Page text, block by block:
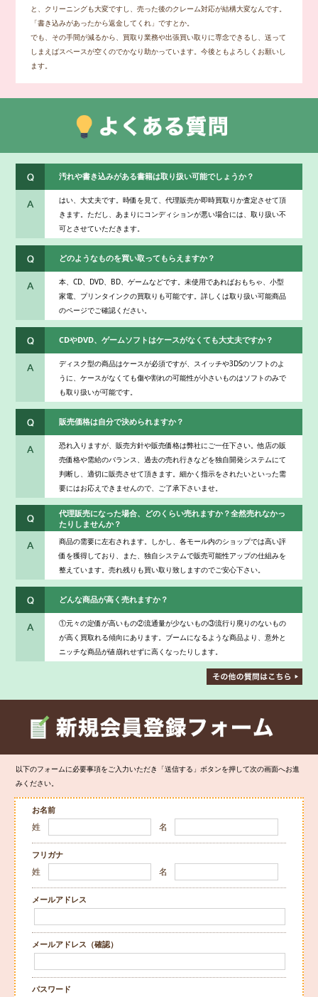
と、クリーニングも大変ですし、売った後のクレーム対応が結構大変なんです。
「書き込みがあったから返金してくれ」ですとか。
でも、その手間が減るから、買取り業務や出張買い取りに専念できるし、送って
しまえばスペースが空くのでかなり助かっています。今後ともよろしくお願いし
ます。
汚れや書き込みがある書籍は取り扱い可能でしょうか？
はい、大丈夫です。時価を見て、代理販売か即時買取りか査定させて頂
きます。ただし、あまりにコンディションが悪い場合には、取り扱い不
可とさせていただきます。
どのようなものを買い取ってもらえますか？
本、CD、DVD、BD、ゲームなどです。未使用であればおもちゃ、小型
家電、プリンタインクの買取りも可能です。詳しくは取り扱い可能商品
のページでご確認ください。
CDやDVD、ゲームソフトはケースがなくても大丈夫ですか？
ディスク型の商品はケースが必須ですが、スイッチや3DSのソフトのよ
うに、ケースがなくても傷や割れの可能性が小さいものはソフトのみで
も取り扱いが可能です。
販売価格は自分で決められますか？
恐れ入りますが、販売方針や販売価格は弊社にご一任下さい。他店の販
売価格や需給のバランス、過去の売れ行きなどを独自開発システムにて
判断し、適切に販売させて頂きます。細かく指示をされたいといった需
要にはお応えできませんので、ご了承下さいませ。
代理販売になった場合、どのくらい売れますか？全然売れなかっ
たりしませんか？
商品の需要に左右されます。しかし、各モール内のショップでは高い評
価を獲得しており、また、独自システムで販売可能性アップの仕組みを
整えています。売れ残りも買い取り致しますのでご安心下さい。
どんな商品が高く売れますか？
①元々の定価が高いもの②流通量が少ないもの③流行り廃りのないもの
が高く買取れる傾向にあります。ブームになるような商品より、意外と
ニッチな商品が値崩れせずに高くなったりします。
以下のフォームに必要事項をご入力いただき「送信する」ボタンを押して次の画面へお進
みください。
お名前
姓 名
フリガナ
姓 名
メールアドレス
メールアドレス（確認）
パスワード